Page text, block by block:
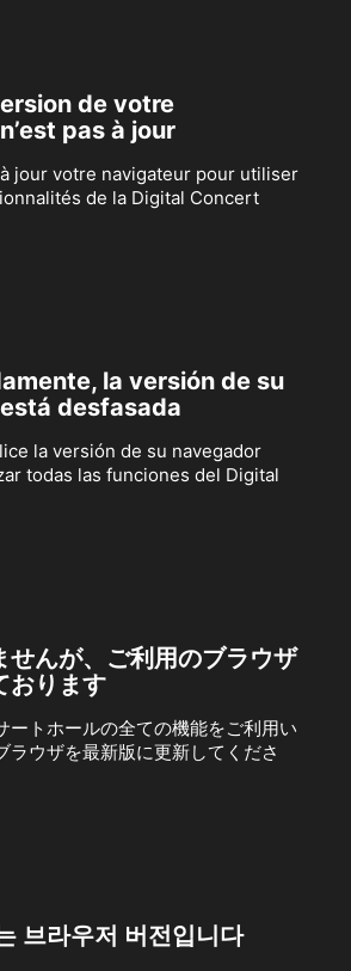
de votre
pas à jour
jour votre navigateur pour utiliser
de la Digital Concert
la versión de su
desfasada
la versión de su navegador
todas las funciones del Digital
せんが、ご利用のブラウザ
おります
ートホールの全ての機能をご利用い
ラウザを最新版に更新してくださ
브라우저 버전입니다